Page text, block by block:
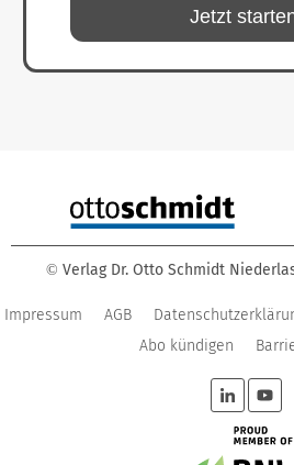
Jetzt
© Verlag Dr. Otto Schmidt
Impressum AGB
Abo kündigen